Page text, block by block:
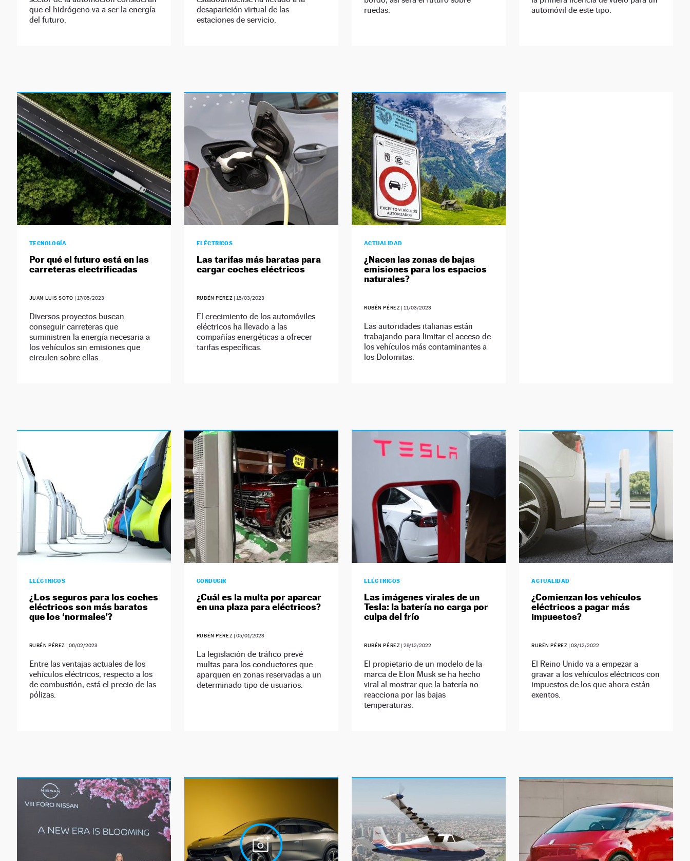
que el hidrógeno va a ser la energía
del futuro.
desaparición virtual de las
estaciones de servicio.
ruedas.
automóvil de este tipo.
TECNOLOGÍA
Por qué el futuro está en las
carreteras electrificadas
JUAN LUIS SOTO | 17/05/2023
Diversos proyectos buscan
conseguir carreteras que
suministren la energía necesaria a
los vehículos sin emisiones que
circulen sobre ellas.
ELÉCTRICOS
Las tarifas más baratas para
cargar coches eléctricos
RUBÉN PÉREZ | 15/03/2023
El crecimiento de los automóviles
eléctricos ha llevado a las
compañías energéticas a ofrecer
tarifas específicas.
ACTUALIDAD
¿Nacen las zonas de bajas
emisiones para los espacios
naturales?
RUBÉN PÉREZ | 11/03/2023
Las autoridades italianas están
trabajando para limitar el acceso de
los vehículos más contaminantes a
los Dolomitas.
ELÉCTRICOS
¿Los seguros para los coches
eléctricos son más baratos
que los ‘normales’?
RUBÉN PÉREZ |06/02/2023
Entre las ventajas actuales de los
vehículos eléctricos, respecto a los
de combustión, está el precio de las
pólizas.
CONDUCIR
¿Cuál es la multa por aparcar
en una plaza para eléctricos?
RUBÉN PÉREZ |05/01/2023
La legislación de tráfico prevé
multas para los conductores que
aparquen en zonas reservadas a un
determinado tipo de usuarios.
ELÉCTRICOS
Las imágenes virales de un
Tesla: la batería no carga por
culpa del frío
RUBÉN PÉREZ |29/12/2022
El propietario de un modelo de la
marca de Elon Musk se ha hecho
viral al mostrar que la batería no
reacciona por las bajas
temperaturas.
ACTUALIDAD
¿Comienzan los vehículos
eléctricos a pagar más
impuestos?
RUBÉN PÉREZ |03/12/2022
El Reino Unido va a empezar a
gravar a los vehículos eléctricos con
impuestos de los que ahora están
exentos.